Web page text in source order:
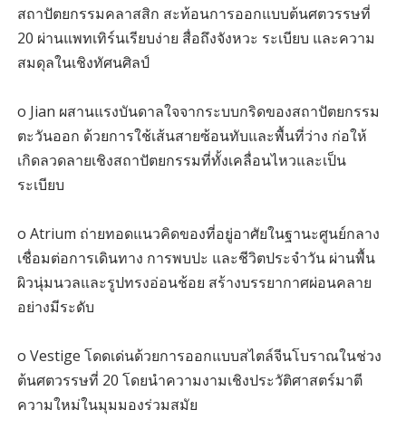
สถาปัตยกรรมคลาสสิก สะท้อนการออกแบบต้นศตวรรษที่
20 ผ่านแพทเทิร์นเรียบง่าย สื่อถึงจังหวะ ระเบียบ และความ
สมดุลในเชิงทัศนศิลป์
o Jian ผสานแรงบันดาลใจจากระบบกริดของสถาปัตยกรรม
ตะวันออก ด้วยการใช้เส้นสายซ้อนทับและพื้นที่ว่าง ก่อให้
เกิดลวดลายเชิงสถาปัตยกรรมที่ทั้งเคลื่อนไหวและเป็น
ระเบียบ
o Atrium ถ่ายทอดแนวคิดของที่อยู่อาศัยในฐานะศูนย์กลาง
เชื่อมต่อการเดินทาง การพบปะ และชีวิตประจำวัน ผ่านพื้น
ผิวนุ่มนวลและรูปทรงอ่อนช้อย สร้างบรรยากาศผ่อนคลาย
อย่างมีระดับ
o Vestige โดดเด่นด้วยการออกแบบสไตล์จีนโบราณในช่วง
ต้นศตวรรษที่ 20 โดยนำความงามเชิงประวัติศาสตร์มาตี
ความใหม่ในมุมมองร่วมสมัย